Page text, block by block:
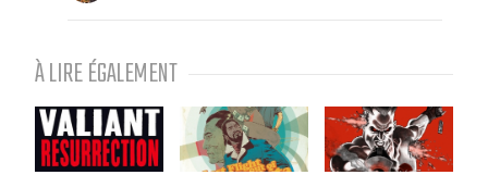
À LIRE ÉGALEMENT